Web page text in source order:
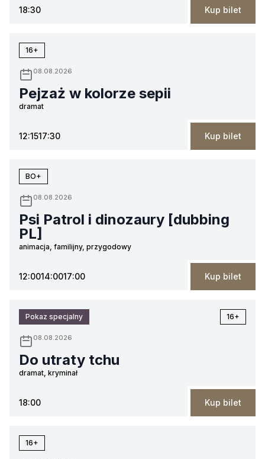
18:30 Kup bilet
16+
08.08.2026
Pejzaż w kolorze sepii
dramat
12:1517:30 Kup bilet
BO+
08.08.2026
Psi Patrol i dinozaury [dubbing
PL]
animacja, familijny, przygodowy
12:0014:0017:00 Kup bilet
Pokaz specjalny 16+
08.08.2026
Do utraty tchu
dramat, kryminał
18:00 Kup bilet
16+